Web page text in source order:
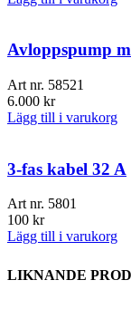
Avloppspump
Art nr. 58521
6.000 kr
Lägg till i varukorg
3-fas kabel 32 A
Art nr. 5801
100 kr
Lägg till i varukorg
LIKNANDE